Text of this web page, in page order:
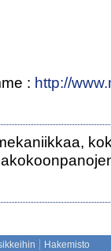
: http://
Hakemisto